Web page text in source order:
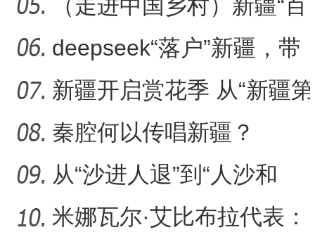
桌？
（走进中国乡村）新疆“百
年足球村”：民间赛事拉
deepseek“落户”新疆，带
来了什么？
新疆开启赏花季 从“新疆第
一春”启程感受浪漫之旅
秦腔何以传唱新疆？
从“沙进人退”到“人沙和
谐”，新疆何以在“死亡
米娜瓦尔·艾比布拉代表：